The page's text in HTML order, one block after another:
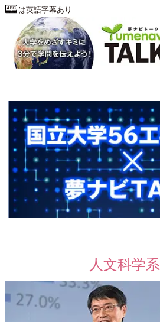
は英語字幕あり
人文科学系